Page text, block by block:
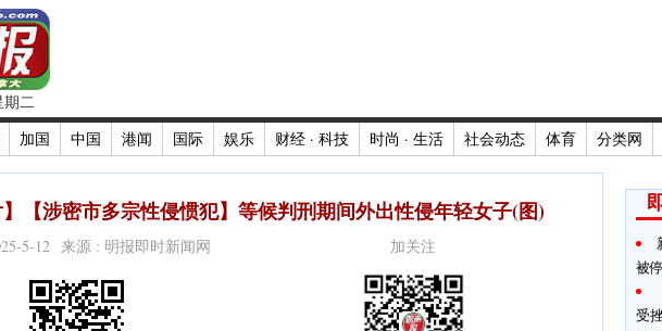
二
加国 中国 港闻 国际 娱乐 财经 · 科技 时尚 · 生活 社会动态 体育 分类网
】【涉密市多宗性侵惯犯】等候判刑期间外出性侵年轻女子(图)
5-12 来源 : 明报即时新闻网 加关注
被
受